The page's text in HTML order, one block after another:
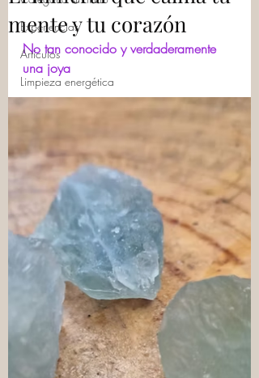
Experiencias
Artículos
Limpieza energética
mente y tu corazón
No tan conocido y verdaderamente
una joya